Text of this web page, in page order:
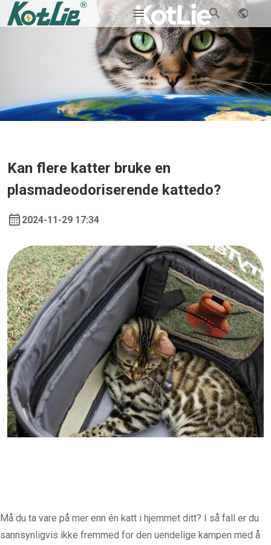
Kan flere katter bruke en
plasmadeodoriserende kattedo?
2024-11-29 17:34
Må du ta vare på mer enn én katt i hjemmet ditt? I så fall er du
sannsynligvis ikke fremmed for den uendelige kampen med å